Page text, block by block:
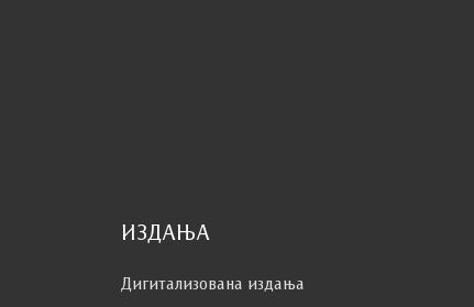
ИЗДАЊА
Дигитализована издања